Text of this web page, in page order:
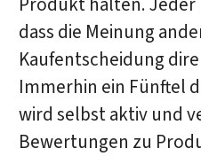
dass die Meinung
Kaufentscheidung
Immerhin ein Fünftel
wird selbst aktiv und
Bewertungen zu